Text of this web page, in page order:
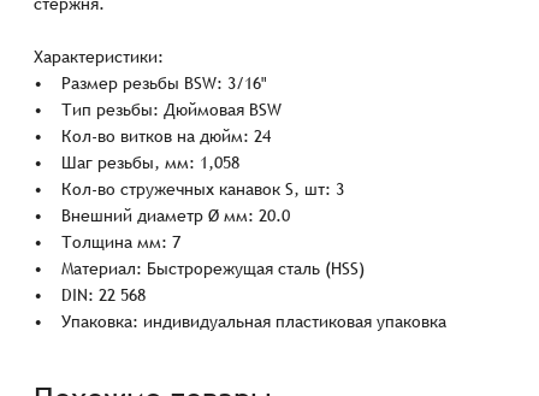
Характеристики:
• Размер резьбы BSW: 3/16"
• Тип резьбы: Дюймовая BSW
• Кол-во витков на дюйм: 24
• Шаг резьбы, мм: 1,058
• Кол-во стружечных канавок S, шт: 3
• Внешний диаметр Ø мм: 20.0
• Толщина мм: 7
• Материал: Быстрорежущая сталь (HSS)
• DIN: 22 568
• Упаковка: индивидуальная пластиковая упаковка